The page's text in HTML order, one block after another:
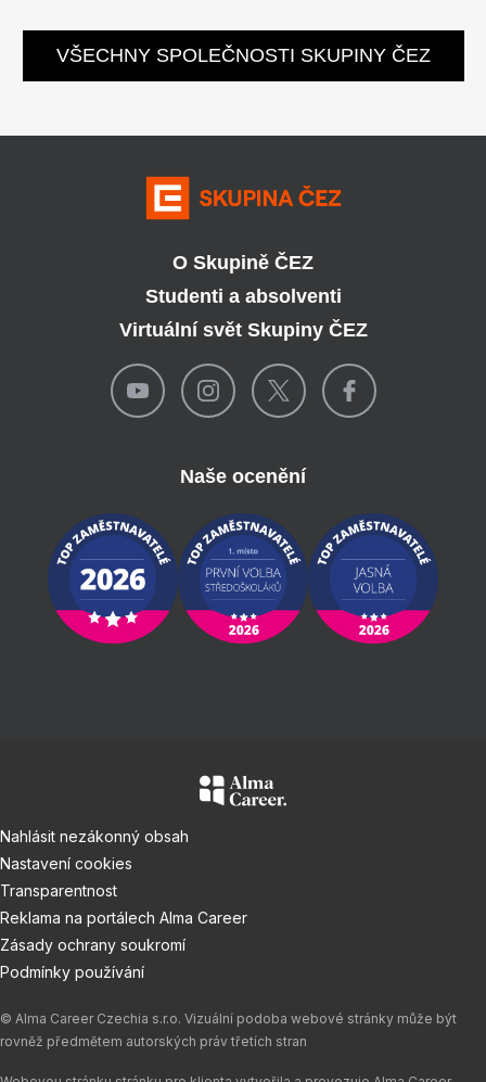
VŠECHNY SPOLEČNOSTI SKUPINY ČEZ
O Skupině ČEZ
Studenti a absolventi
Virtuální svět Skupiny ČEZ
Naše ocenění
Nahlásit nezákonný obsah
Nastavení cookies
Transparentnost
Reklama na portálech Alma Career
Zásady ochrany soukromí
Podmínky používání
© Alma Career Czechia s.r.o. Vizuální podoba webové stránky může být
rovněž předmětem autorských práv třetích stran